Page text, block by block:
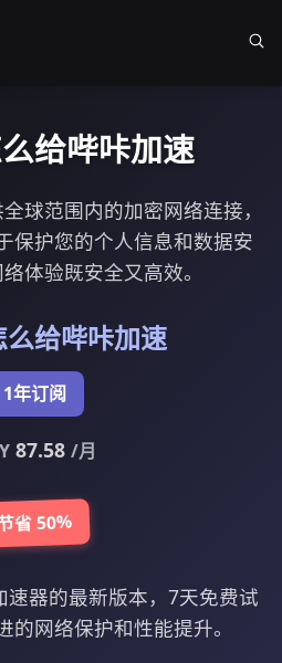
给哔咔加速
球范围内的加密网络连接，
保护您的个人信息和数据安
体验既安全又高效。
给哔咔加速
1年订阅
87.58 /月
省 50%
器的最新版本，7天免费试
的网络保护和性能提升。